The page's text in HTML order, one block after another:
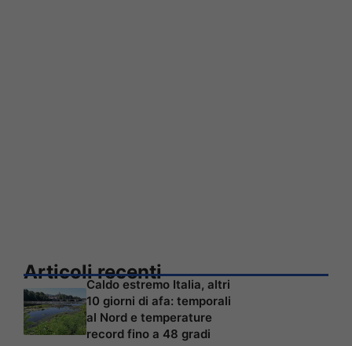
Articoli recenti
Caldo estremo Italia, altri
10 giorni di afa: temporali
al Nord e temperature
record fino a 48 gradi